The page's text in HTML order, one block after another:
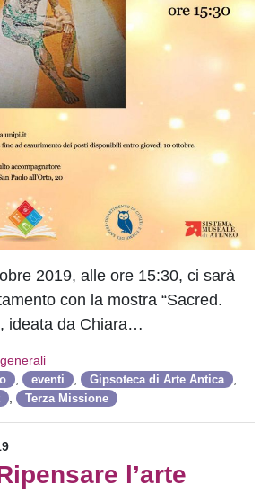
2019, alle ore 15:30, ci sarà
con la mostra “Sacred.
ideata da Chiara…
eventi Gipsoteca di Arte Antica
Terza Missione
l’arte